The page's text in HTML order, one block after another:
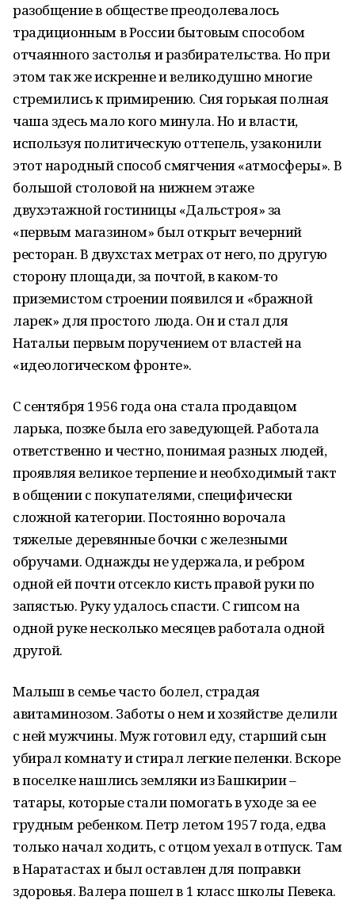
разобщение в обществе преодолевалось
традиционным в России бытовым способом
отчаянного застолья и разбирательства. Но при
этом так же искренне и великодушно многие
стремились к примирению. Сия горькая полная
чаша здесь мало кого минула. Но и власти,
используя политическую оттепель, узаконили
этот народный способ смягчения «атмосферы». В
большой столовой на нижнем этаже
двухэтажной гостиницы «Дальстроя» за
«первым магазином» был открыт вечерний
ресторан. В двухстах метрах от него, по другую
сторону площади, за почтой, в каком-то
приземистом строении появился и «бражной
ларек» для простого люда. Он и стал для
Натальи первым поручением от властей на
«идеологическом фронте».
С сентября 1956 года она стала продавцом
ларька, позже была его заведующей. Работала
ответственно и честно, понимая разных людей,
проявляя великое терпение и необходимый такт
в общении с покупателями, специфически
сложной категории. Постоянно ворочала
тяжелые деревянные бочки с железными
обручами. Однажды не удержала, и ребром
одной ей почти отсекло кисть правой руки по
запястью. Руку удалось спасти. С гипсом на
одной руке несколько месяцев работала одной
другой.
Малыш в семье часто болел, страдая
авитаминозом. Заботы о нем и хозяйстве делили
с ней мужчины. Муж готовил еду, старший сын
убирал комнату и стирал легкие пеленки. Вскоре
в поселке нашлись земляки из Башкирии –
татары, которые стали помогать в уходе за ее
грудным ребенком. Петр летом 1957 года, едва
только начал ходить, с отцом уехал в отпуск. Там
в Наратастах и был оставлен для поправки
здоровья. Валера пошел в 1 класс школы Певека.